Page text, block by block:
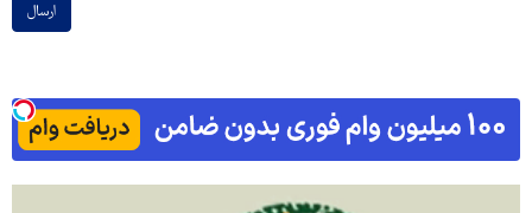
ارسال